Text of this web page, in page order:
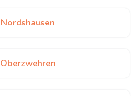
Nordshausen
Oberzwehren